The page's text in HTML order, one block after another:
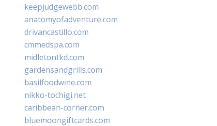
keepjudgewebb.com
anatomyofadventure.com
drivancastillo.com
cmmedspa.com
midletontkd.com
gardensandgrills.com
basilfoodwine.com
nikko-tochigi.net
caribbean-corner.com
bluemoongiftcards.com